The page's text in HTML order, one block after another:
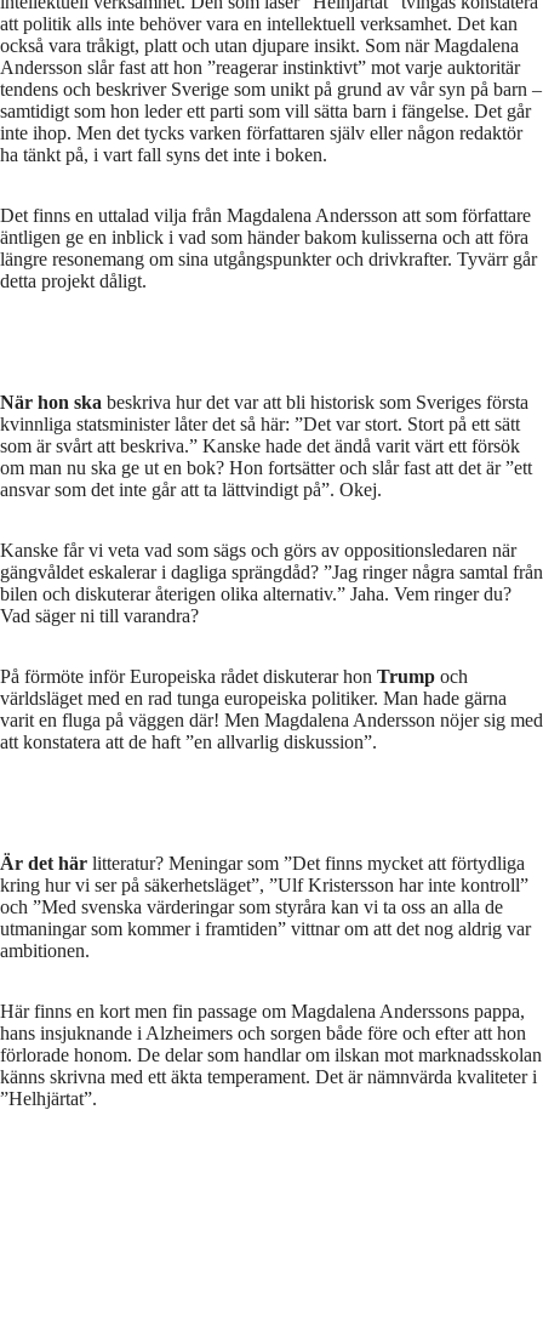
att politik alls inte behöver vara en intellektuell verksamhet. Det kan
också vara tråkigt, platt och utan djupare insikt. Som när Magdalena
Andersson slår fast att hon ”reagerar instinktivt” mot varje auktoritär
tendens och beskriver Sverige som unikt på grund av vår syn på barn –
samtidigt som hon leder ett parti som vill sätta barn i fängelse. Det går
inte ihop. Men det tycks varken författaren själv eller någon redaktör
ha tänkt på, i vart fall syns det inte i boken.
Det finns en uttalad vilja från Magdalena Andersson att som författare
äntligen ge en inblick i vad som händer bakom kulisserna och att föra
längre resonemang om sina utgångspunkter och drivkrafter. Tyvärr går
detta projekt dåligt.
När hon ska beskriva hur det var att bli historisk som Sveriges första
kvinnliga statsminister låter det så här: ”Det var stort. Stort på ett sätt
som är svårt att beskriva.” Kanske hade det ändå varit värt ett försök
om man nu ska ge ut en bok? Hon fortsätter och slår fast att det är ”ett
ansvar som det inte går att ta lättvindigt på”. Okej.
Kanske får vi veta vad som sägs och görs av oppositionsledaren när
gängvåldet eskalerar i dagliga sprängdåd? ”Jag ringer några samtal från
bilen och diskuterar återigen olika alternativ.” Jaha. Vem ringer du?
Vad säger ni till varandra?
På förmöte inför Europeiska rådet diskuterar hon Trump och
världsläget med en rad tunga europeiska politiker. Man hade gärna
varit en fluga på väggen där! Men Magdalena Andersson nöjer sig med
att konstatera att de haft ”en allvarlig diskussion”.
Är det här litteratur? Meningar som ”Det finns mycket att förtydliga
kring hur vi ser på säkerhetsläget”, ”Ulf Kristersson har inte kontroll”
och ”Med svenska värderingar som styråra kan vi ta oss an alla de
utmaningar som kommer i framtiden” vittnar om att det nog aldrig var
ambitionen.
Här finns en kort men fin passage om Magdalena Anderssons pappa,
hans insjuknande i Alzheimers och sorgen både före och efter att hon
förlorade honom. De delar som handlar om ilskan mot marknadsskolan
känns skrivna med ett äkta temperament. Det är nämnvärda kvaliteter i
”Helhjärtat”.